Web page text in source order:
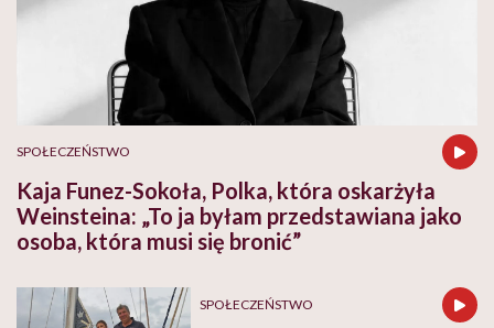
SPOŁECZEŃSTWO
Kaja Funez-Sokoła, Polka, która oskarżyła
Weinsteina: „To ja byłam przedstawiana jako
osoba, która musi się bronić”
SPOŁECZEŃSTWO